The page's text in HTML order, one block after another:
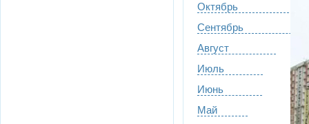
Октябрь
Сентябрь
Август
Июль
Июнь
Май